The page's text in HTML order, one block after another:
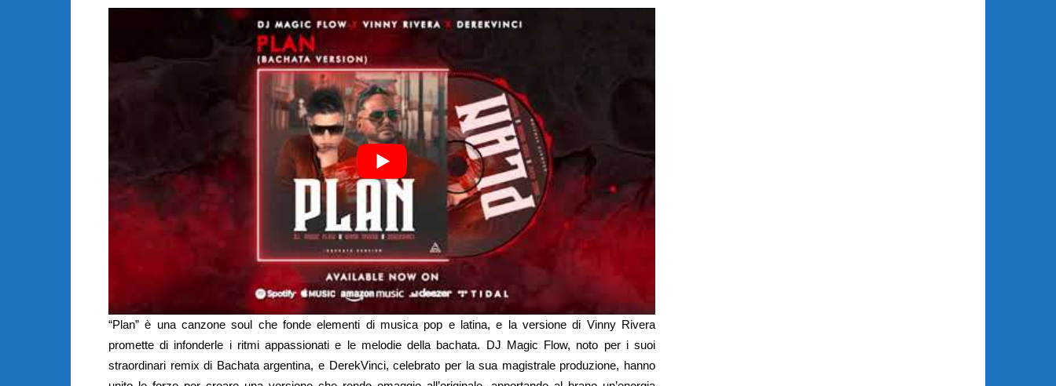
“Plan” è una canzone soul che fonde elementi di musica pop e latina, e la versione di Vinny Rivera
promette di infonderle i ritmi appassionati e le melodie della bachata. DJ Magic Flow, noto per i suoi
straordinari remix di Bachata argentina, e DerekVinci, celebrato per la sua magistrale produzione, hanno